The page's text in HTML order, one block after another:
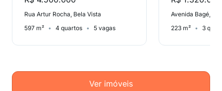
Rua Artur Rocha, Bela Vista
597 m²
4 quartos 5 vagas
Avenida Bagé,
223 m²
3
Ver imóveis